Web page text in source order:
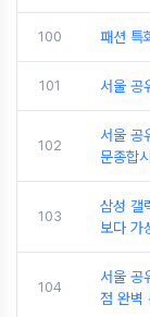
100 패션 특
101 서울 공
102
서울 공
문종합
103
삼성 갤
보다 가
104
서울 공
점 완벽